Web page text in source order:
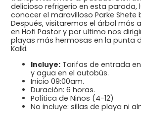
delicioso refrigerio en esta parada,
conocer el maravilloso Parke Shete
Después, visitaremos el árbol más
en Hofi Pastor y por ultimo nos
playas más hermosas en la punta
Kalki.
Incluye: Tarifas de entrada
y agua en el autobús.
Inicio 09:00am.
Duración: 6 horas.
Política de Niños (4-12)
No incluye: sillas de playa ni